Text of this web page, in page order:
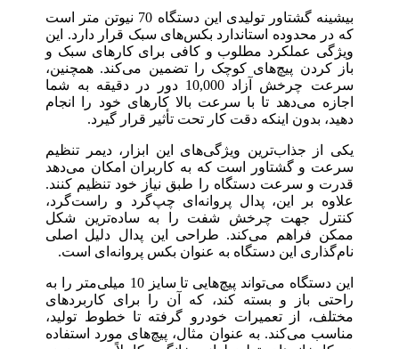
بیشینه گشتاور تولیدی این دستگاه 70 نیوتن متر است
که در محدوده استاندارد بکس‌های سبک قرار دارد. این
ویژگی عملکرد مطلوب و کافی برای کارهای سبک و
باز کردن پیچ‌های کوچک را تضمین می‌کند. همچنین،
سرعت چرخش آزاد 10,000 دور در دقیقه به شما
اجازه می‌دهد تا با سرعت بالا کارهای خود را انجام
دهید، بدون اینکه دقت کار تحت تأثیر قرار گیرد.
یکی از جذاب‌ترین ویژگی‌های این ابزار، دیمر تنظیم
سرعت و گشتاور است که به کاربران امکان می‌دهد
قدرت و سرعت دستگاه را طبق نیاز خود تنظیم کنند.
علاوه بر این، پدال پروانه‌ای چپ‌گرد و راست‌گرد،
کنترل جهت چرخش شفت را به ساده‌ترین شکل
ممکن فراهم می‌کند. طراحی این پدال دلیل اصلی
نام‌گذاری این دستگاه به عنوان بکس پروانه‌ای است.
این دستگاه می‌تواند پیچ‌هایی تا سایز 10 میلی‌متر را به
راحتی باز و بسته کند، که آن را برای کاربردهای
مختلف، از تعمیرات خودرو گرفته تا خطوط تولید،
مناسب می‌کند. به عنوان مثال، پیچ‌های مورد استفاده